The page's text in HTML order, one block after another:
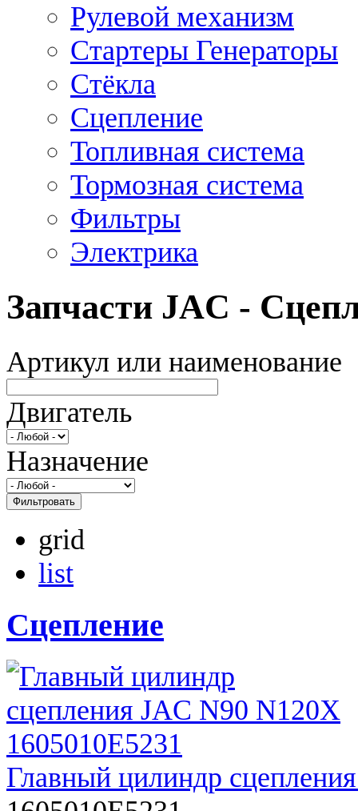
Рулевой механизм
Стартеры Генераторы
Стёкла
Сцепление
Топливная система
Тормозная система
Фильтры
Электрика
Запчасти JAC -
Артикул или наименование
Двигатель
Назначение
Фильтровать
grid
list
Сцепление
Главный цилиндр